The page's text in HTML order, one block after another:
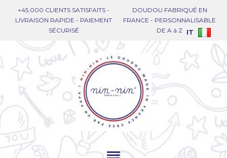
+45.000 CLIENTS SATISFAITS -
LIVRAISON RAPIDE - PAIEMENT
SÉCURISÉ
DOUDOU FABRIQUÉ EN
FRANCE - PERSONNALISABLE
DE A à Z IT